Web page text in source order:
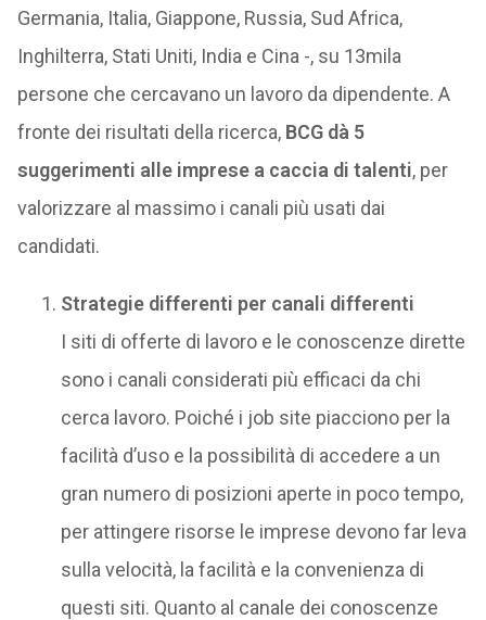
Germania, Italia, Giappone, Russia, Sud Africa,
Inghilterra, Stati Uniti, India e Cina -, su 13mila
persone che cercavano un lavoro da dipendente. A
fronte dei risultati della ricerca, BCG dà 5
suggerimenti alle imprese a caccia di talenti, per
valorizzare al massimo i canali più usati dai
candidati.
Strategie differenti per canali differenti
I siti di offerte di lavoro e le conoscenze dirette
sono i canali considerati più efficaci da chi
cerca lavoro. Poiché i job site piacciono per la
facilità d’uso e la possibilità di accedere a un
gran numero di posizioni aperte in poco tempo,
per attingere risorse le imprese devono far leva
sulla velocità, la facilità e la convenienza di
questi siti. Quanto al canale dei conoscenze